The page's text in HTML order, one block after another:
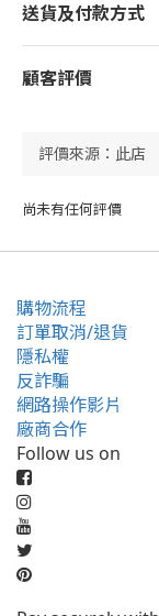
送貨及付款方式
顧客評價
尚未有任何評價
購物流程
訂單取消/退貨
隱私權
反詐騙
網路操作影片
廠商合作
Follow us on